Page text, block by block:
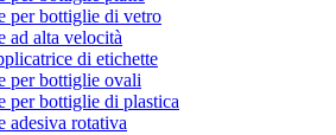
per bottiglie di vetro
ad alta velocità
di etichette
per bottiglie ovali
per bottiglie di plastica
adesiva rotativa